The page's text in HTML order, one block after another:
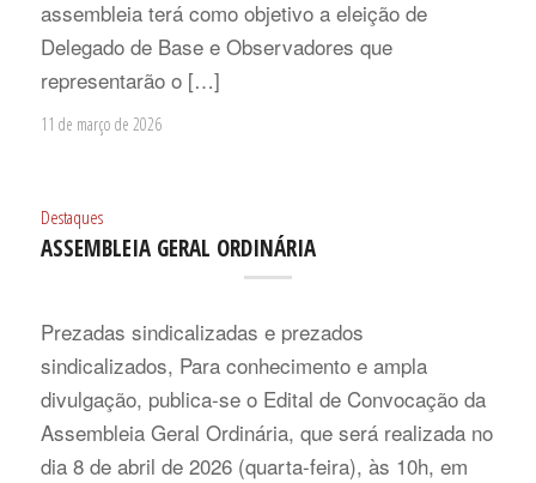
assembleia terá como objetivo a eleição de
Delegado de Base e Observadores que
representarão o […]
11 de março de 2026
Destaques
ASSEMBLEIA GERAL ORDINÁRIA
Prezadas sindicalizadas e prezados
sindicalizados, Para conhecimento e ampla
divulgação, publica-se o Edital de Convocação da
Assembleia Geral Ordinária, que será realizada no
dia 8 de abril de 2026 (quarta-feira), às 10h, em